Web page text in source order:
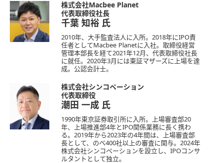
株式会社Macbee Planet
代表取締役社長
千葉 知裕 氏
2010年、大手監査法人に入所。2018年にIPO責
任者としてMacbee Planetに入社。取締役経営
管理本部長を経て2021年12月、代表取締役社長
に就任。2020年3月には東証マザーズに上場を達
成。公認会計士。
株式会社シンコペーション
代表取締役
潮田 一成 氏
1990年東京証券取引所に入所。上場審査部20
年、上場推進部4年とIPO関係業務に長く携わ
る。2019年から2023年の4年間は、上場審査部
長として、のべ400社以上の審査に関与。2024年
株式会社シンコペーションを設立し、IPOコンサ
ルタントとして独立。